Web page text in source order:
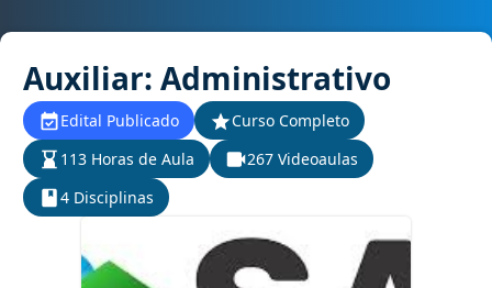
Auxiliar: Administrativo
Edital Publicado
Curso Completo
113 Horas de Aula
267 Videoaulas
4 Disciplinas